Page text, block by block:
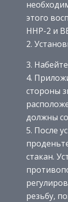
этого
HHP-2 и
2.
3.
4.
стороны
должны
5. После
стакан.
резьбу,